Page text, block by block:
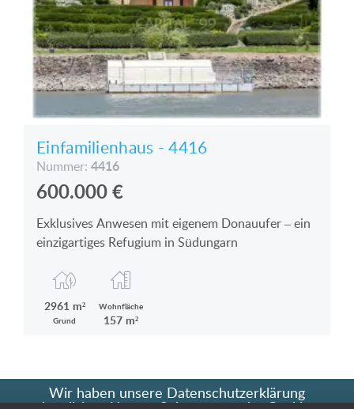
Einfamilienhaus - 4416
Nummer: 4416
600.000€
Exklusives Anwesen mit eigenem Donauufer – ein
einzigartiges Refugium in Südungarn
2961 m²
Grund
Wohnfläche
157 m²
Wir haben unsere Datenschutzerklärung